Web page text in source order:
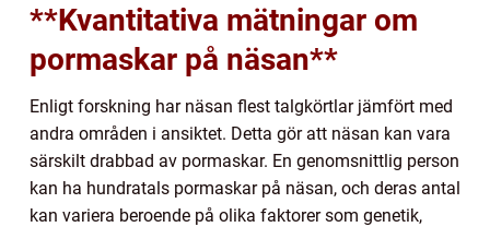
**Kvantitativa mätningar om
pormaskar på näsan**
Enligt forskning har näsan flest talgkörtlar jämfört med
andra områden i ansiktet. Detta gör att näsan kan vara
särskilt drabbad av pormaskar. En genomsnittlig person
kan ha hundratals pormaskar på näsan, och deras antal
kan variera beroende på olika faktorer som genetik,